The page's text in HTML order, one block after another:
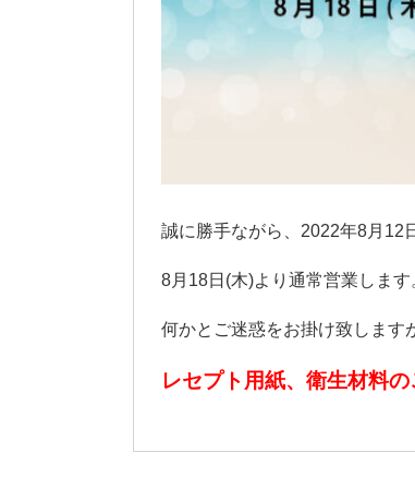
誠に勝手ながら、2022年8月12
8月18日(木)より通常営業します
何かとご迷惑をお掛け致します
レセプト用紙、衛生材料